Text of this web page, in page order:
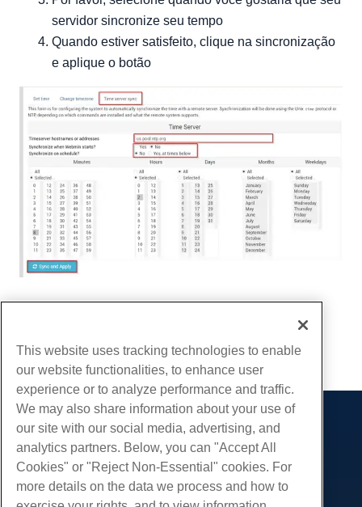
servidor sincronize seu tempo
Quando estiver satisfeito, clique na sincronização
e aplique o botão
cópia de URL
Produtos
Hospedagem na web
Hospedagem Empresarial
Serviços
Migrações de sites
Comunidade
This website uses tracking technologies to enable
our website functionalities, to enhance user
experience or to analyze performance and traffic.
We may also share information about your use of
our site with our social media, advertising, and
analytics partners. Below, you can "Accept All
Cookies" or "Reject Non-Essential" cookies. For
more details on the data we process and how to